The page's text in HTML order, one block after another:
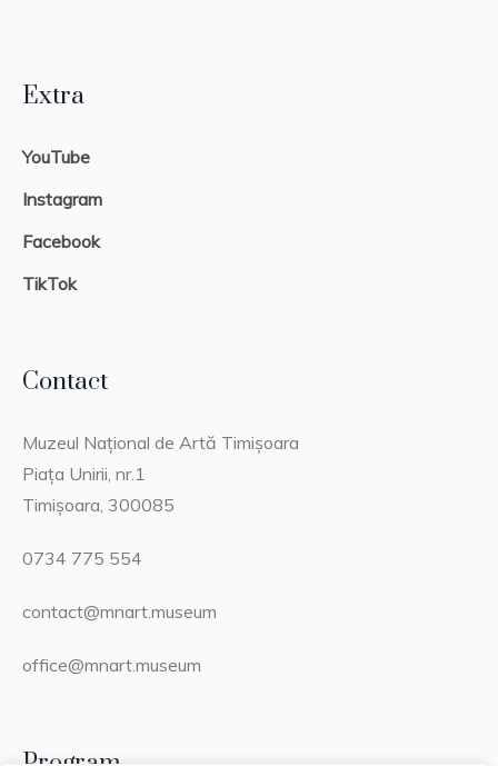
Extra
YouTube
Instagram
Facebook
TikTok
Contact
Muzeul Național de Artă Timișoara
Piața Unirii, nr.1
Timișoara, 300085
0734 775 554
contact@mnart.museum
office@mnart.museum